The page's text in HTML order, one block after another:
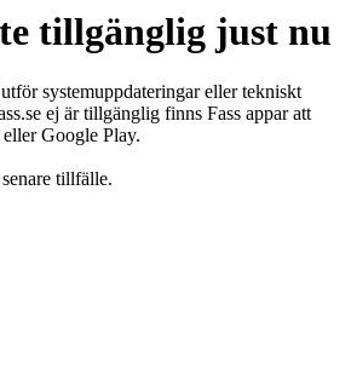
tillgänglig just nu
systemuppdateringar eller tekniskt
ej är tillgänglig finns Fass appar att
Google Play.
tillfälle.